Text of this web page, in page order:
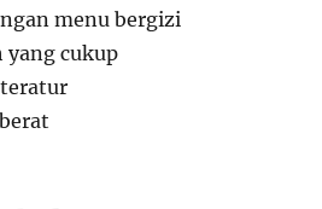
menu bergizi
cukup